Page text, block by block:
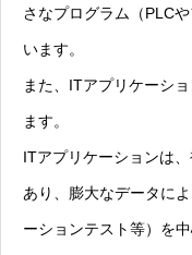
さなプログラム（PLC
います。
また、ITアプリケーシ
ます。
ITアプリケーションは
あり、膨大なデータに
ーションテスト等）を中